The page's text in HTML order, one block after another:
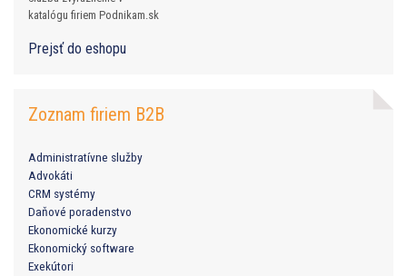
katalógu firiem Podnikam.sk
Prejsť do eshopu
Zoznam firiem B2B
Administratívne služby
Advokáti
CRM systémy
Daňové poradenstvo
Ekonomické kurzy
Ekonomický software
Exekútori